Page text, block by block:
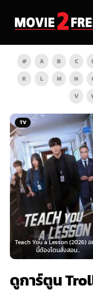
# A B C
K
L M N
V
Lesson (2026) อย่าง
TV
IT
ดูการ์ตูน